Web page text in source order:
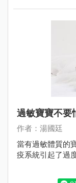
過敏寶寶不要
作者：湯國廷
當有過敏體質的
疫系統引起了過